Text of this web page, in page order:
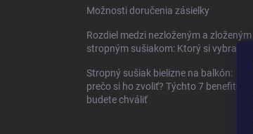
Možnosti doručenia zásielky
Rozdiel medzi nezloženým a zloženým
stropným sušiakom: Ktorý si vybrať?
Stropný sušiak bielizne na balkón:
prečo si ho zvoliť? Týchto 7 benefitov si
budete chváliť